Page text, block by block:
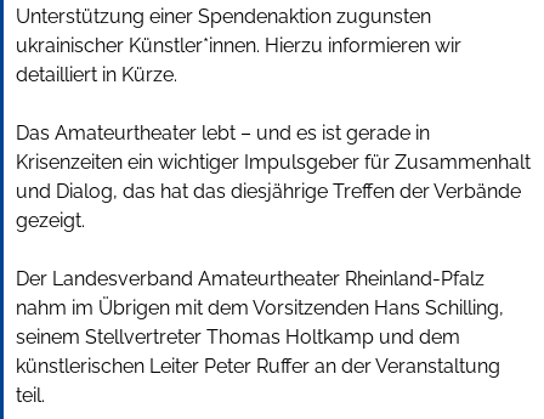
Unterstützung einer Spendenaktion zugunsten
ukrainischer Künstler*innen. Hierzu informieren wir
detailliert in Kürze.
Das Amateurtheater lebt – und es ist gerade in
Krisenzeiten ein wichtiger Impulsgeber für Zusammenhalt
und Dialog, das hat das diesjährige Treffen der Verbände
gezeigt.
Der Landesverband Amateurtheater Rheinland-Pfalz
nahm im Übrigen mit dem Vorsitzenden Hans Schilling,
seinem Stellvertreter Thomas Holtkamp und dem
künstlerischen Leiter Peter Ruffer an der Veranstaltung
teil.